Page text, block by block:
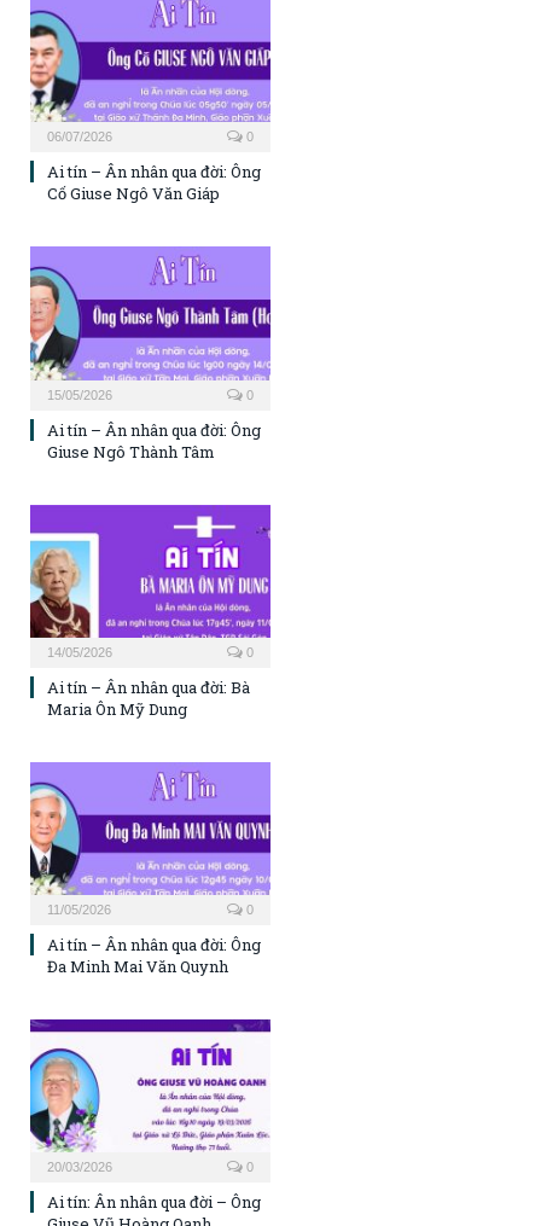
06/07/2026 0
Ai tín – Ân nhân qua đời: Ông
Cố Giuse Ngô Văn Giáp
15/05/2026 0
Ai tín – Ân nhân qua đời: Ông
Giuse Ngô Thành Tâm
14/05/2026 0
Ai tín – Ân nhân qua đời: Bà
Maria Ôn Mỹ Dung
11/05/2026 0
Ai tín – Ân nhân qua đời: Ông
Đa Minh Mai Văn Quynh
20/03/2026 0
Ai tín: Ân nhân qua đời – Ông